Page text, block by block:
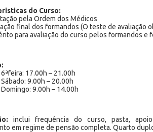
do Curso:
pela Ordem dos Médicos
final dos formandos (O teste de avaliação
para avaliação do curso pelos formandos e
6ªfeira: 17.00h – 21.00h
Sábado: 9.00h – 20.00h
Domingo: 9.00h – 14.00h
inclui frequência do curso, pasta,
em regime de pensão completa. Quarto